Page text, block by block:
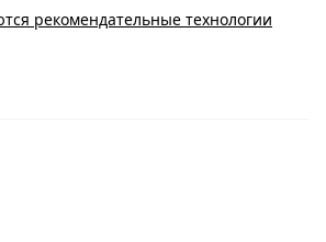
рекомендательные технологии